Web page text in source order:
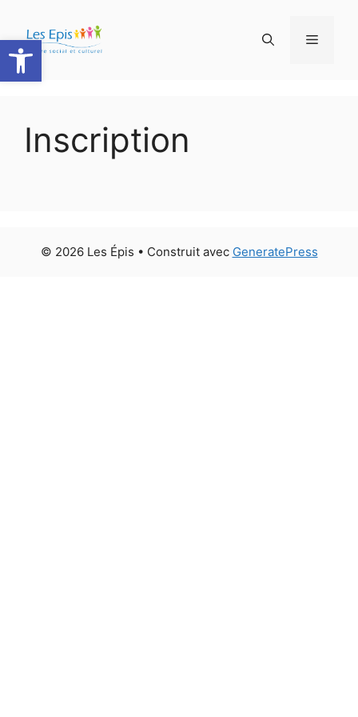
Ouvrir la barre d’outils
contenu
Menu
Inscription
© 2026 Les Épis • Construit avec GeneratePress